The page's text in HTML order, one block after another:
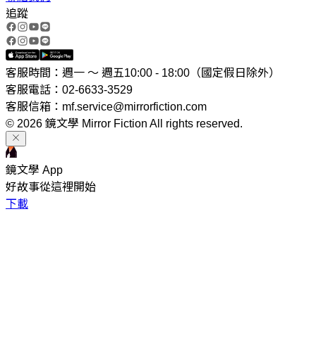
追蹤
客服時間：週一 ～ 週五10:00 - 18:00（國定假日除外）
客服電話：02-6633-3529
客服信箱：mf.service@mirrorfiction.com
© 2026 鏡文學 Mirror Fiction All rights reserved.
鏡文學 App
好故事從這裡開始
下載